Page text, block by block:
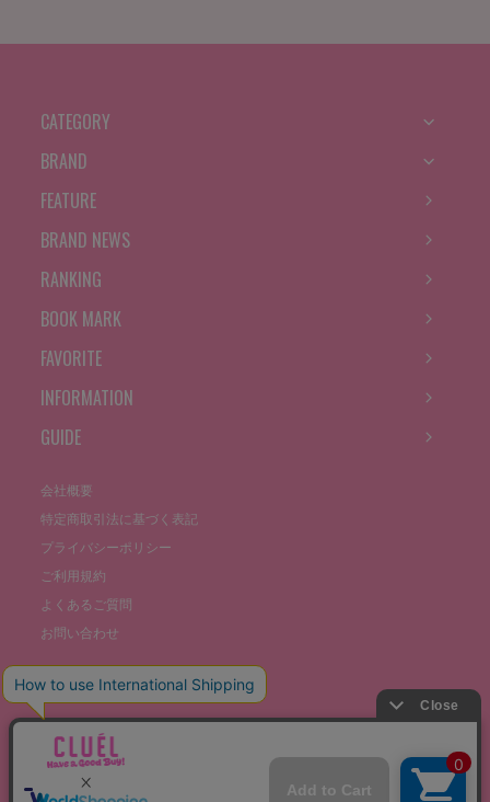
CATEGORY
BRAND
FEATURE
BRAND NEWS
RANKING
BOOK MARK
FAVORITE
INFORMATION
GUIDE
会社概要
特定商取引法に基づく表記
プライバシーポリシー
ご利用規約
よくあるご質問
お問い合わせ
©THE STOCKS CO., LTD